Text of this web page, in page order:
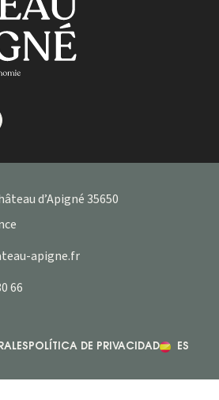
d’Apigné35650
apigne.fr
66
POLÍTICA DE PRIVACIDAD ES